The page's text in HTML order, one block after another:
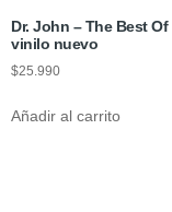
Dr. John – The Best Of
vinilo nuevo
$25.990
Añadir al carrito